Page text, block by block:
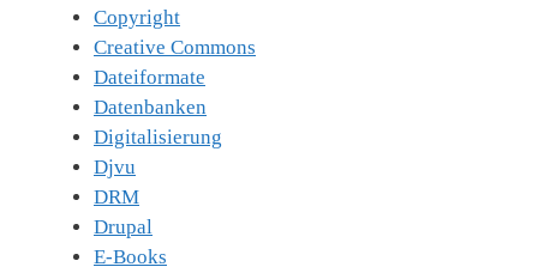
Copyright
Creative Commons
Dateiformate
Datenbanken
Digitalisierung
Djvu
DRM
Drupal
E-Books